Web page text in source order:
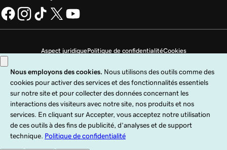
Aspect juridiquePolitique de confidentialitéCookies
Ne revendez pas mes informations personnelles
Copyright © 1999 - 2026 GoDaddy Operating Company, LLC. Tous droits
réservés. Le terme GoDaddy est une marque déposée de GoDaddy Operating
Company, LLC aux États-Unis et dans d’autres pays. Le logo « GO » est une
marque déposée de GoDaddy.com, LLC aux États-Unis.
Ce site est régi par des conditions d’utilisation expresses. En utilisant ce site,